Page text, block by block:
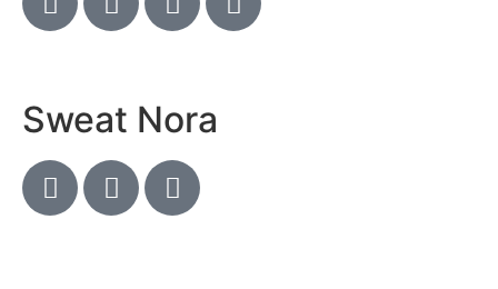
Sweat Nora